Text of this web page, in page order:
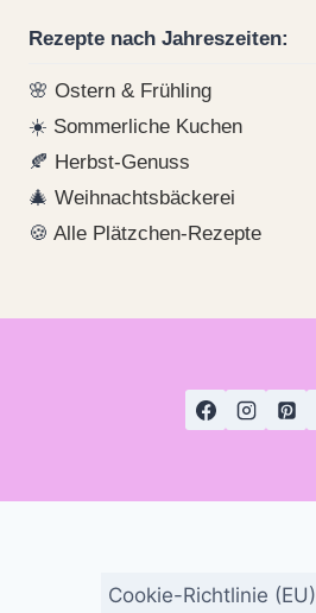
Rezepte nach Jahreszeiten:
🌸 Ostern & Frühling
☀️ Sommerliche Kuchen
🍂 Herbst-Genuss
🎄 Weihnachtsbäckerei
🍪 Alle Plätzchen-Rezepte
Cookie-Richtlinie (EU)